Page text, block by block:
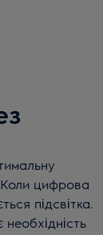
Коли цифрова
підсвітка.